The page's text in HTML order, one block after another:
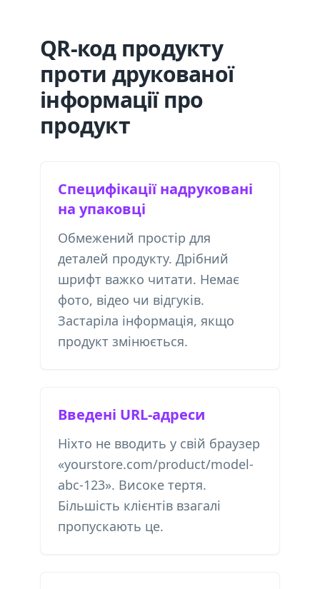
QR-код продукту
проти друкованої
інформації про
продукт
Специфікації надруковані
на упаковці
Обмежений простір для
деталей продукту. Дрібний
шрифт важко читати. Немає
фото, відео чи відгуків.
Застаріла інформація, якщо
продукт змінюється.
Введені URL-адреси
Ніхто не вводить у свій браузер
«yourstore.com/product/model-
abc-123». Високе тертя.
Більшість клієнтів взагалі
пропускають це.